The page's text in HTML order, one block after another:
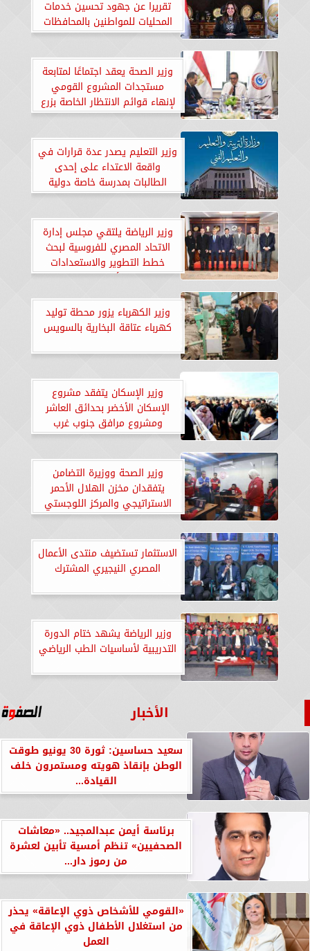
تقريرا عن جهود تحسين خدمات
المحليات للمواطنين بالمحافظات
وزير الصحة يعقد اجتماعًا لمتابعة
مستجدات المشروع القومي
لإنهاء قوائم الانتظار الخاصة بزرع
النخاغ
وزير التعليم يصدر عدة قرارات في
واقعة الاعتداء على إحدى
الطالبات بمدرسة خاصة دولية
بالقاهرة
وزير الرياضة يلتقي مجلس إدارة
الاتحاد المصري للفروسية لبحث
خطط التطوير والاستعدادات
الأولمبية
وزير الكهرباء يزور محطة توليد
كهرباء عتاقة البخارية بالسويس
وزير الإسكان يتفقد مشروع
الإسكان الأخضر بحدائق العاشر
ومشروع مرافق جنوب غرب
المدينة
وزير الصحة ووزيرة التضامن
يتفقدان مخزن الهلال الأحمر
الاستراتيجي والمركز اللوجستي
لدعم غزة
الاستثمار تستضيف منتدى الأعمال
المصري النيجيري المشترك
وزير الرياضة يشهد ختام الدورة
التدريبية لأساسيات الطب الرياضي
الأخبار
سعيد حساسين: ثورة 30 يونيو طوقت
الوطن بإنقاذ هويته ومستمرون خلف
القيادة...
برئاسة أيمن عبدالمجيد.. «معاشات
الصحفيين» تنظم أمسية تأبين لعشرة
من رموز دار...
«القومي للأشخاص ذوي الإعاقة» يحذر
من استغلال الأطفال ذوي الإعاقة في
العمل